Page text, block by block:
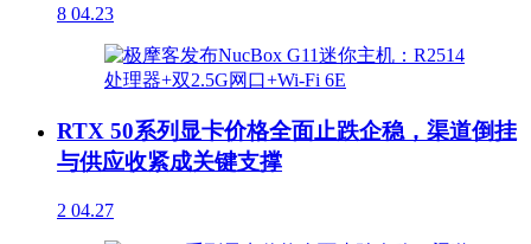
8 04.23
RTX 50系列显卡价格全面止跌企稳，渠道倒挂
与供应收紧成关键支撑
2 04.27